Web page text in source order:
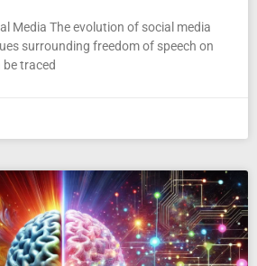
Media The evolution of social media
surrounding freedom of speech on
traced